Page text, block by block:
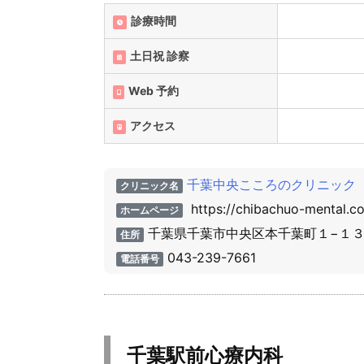
診療時間
土日祝 診察
Web 予約
アクセス
クリニック名 千葉中央こころのクリニック
ホームページ https://chibachuo-
住所 千葉県千葉市中央区本千葉町１−１３
電話番号 043-239-7661
千葉駅前心療内科